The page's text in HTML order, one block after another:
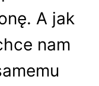
A jak
nam